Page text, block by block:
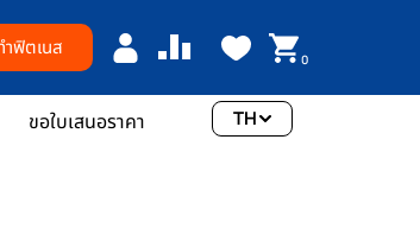
ำฟิตเนส 0
ขอใบเสนอราคา TH